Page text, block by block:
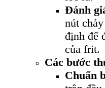
Đánh
nút
định để
của frit.
Các bước
Chuẩn